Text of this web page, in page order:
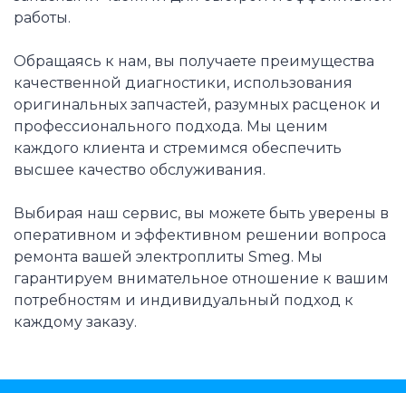
работы.
Обращаясь к нам, вы получаете преимущества
качественной диагностики, использования
оригинальных запчастей, разумных расценок и
профессионального подхода. Мы ценим
каждого клиента и стремимся обеспечить
высшее качество обслуживания.
Выбирая наш сервис, вы можете быть уверены в
оперативном и эффективном решении вопроса
ремонта вашей электроплиты Smeg. Мы
гарантируем внимательное отношение к вашим
потребностям и индивидуальный подход к
каждому заказу.